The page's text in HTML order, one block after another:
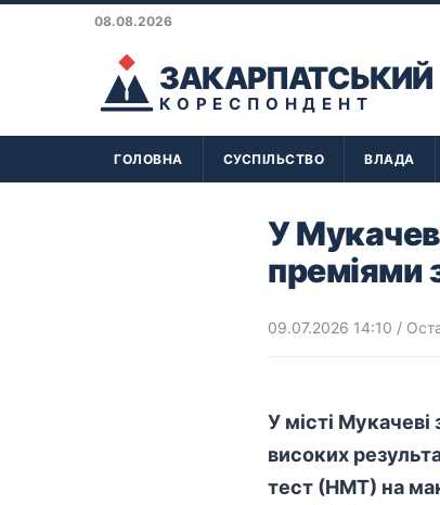
08.08.2026
ЗАКАРПАТСЬКИЙ
КОРЕСПОНДЕНТ
ГОЛОВНА СУСПІЛЬСТВО ВЛАДА
У
преміями
09.07.2026 14:10 /
У місті
високих
тест (НМТ) на